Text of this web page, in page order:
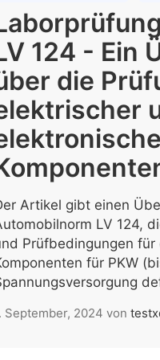
124 - Ein
die
Artikel gibt einen
LV 124,
Prüfbedingungen für
für PKW
September, 2024 von